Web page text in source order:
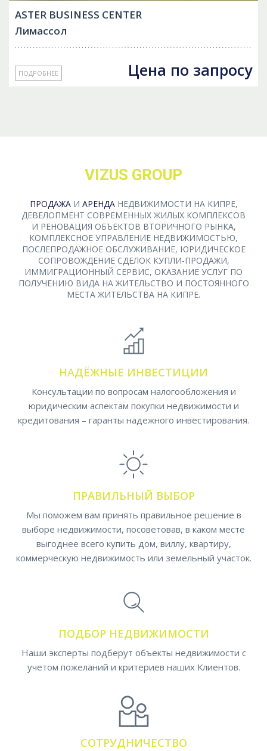
ASTER BUSINESS CENTER
Лимассол
ПОДРОБНЕЕ Цена по запросу
VIZUS GROUP
ПРОДАЖАИ АРЕНДАНЕДВИЖИМОСТИ НА КИПРЕ,
ДЕВЕЛОПМЕНТ СОВРЕМЕННЫХ ЖИЛЫХ КОМПЛЕКСОВ
И РЕНОВАЦИЯ ОБЪЕКТОВ ВТОРИЧНОГО РЫНКА,
КОМПЛЕКСНОЕ УПРАВЛЕНИЕ НЕДВИЖИМОСТЬЮ,
ПОСЛЕПРОДАЖНОЕ ОБСЛУЖИВАНИЕ, ЮРИДИЧЕСКОЕ
СОПРОВОЖДЕНИЕ СДЕЛОК КУПЛИ-ПРОДАЖИ,
ИММИГРАЦИОННЫЙ СЕРВИС, ОКАЗАНИЕ УСЛУГ ПО
ПОЛУЧЕНИЮ ВИДА НА ЖИТЕЛЬСТВО И ПОСТОЯННОГО
МЕСТА ЖИТЕЛЬСТВА НА КИПРЕ.
НАДЁЖНЫЕ ИНВЕСТИЦИИ
Консультации по вопросам налогообложения и
юридическим аспектам покупки недвижимости и
кредитования – гаранты надежного инвестирования.
ПРАВИЛЬНЫЙ ВЫБОР
Мы поможем вам принять правильное решение в
выборе недвижимости, посоветовав, в каком месте
выгоднее всего купить дом, виллу, квартиру,
коммерческую недвижимость или земельный участок.
ПОДБОР НЕДВИЖИМОСТИ
Наши эксперты подберут объекты недвижимости с
учетом пожеланий и критериев наших Клиентов.
СОТРУДНИЧЕСТВО